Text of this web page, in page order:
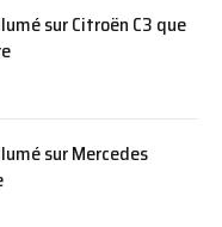
sur Citroën C3 que
sur Mercedes